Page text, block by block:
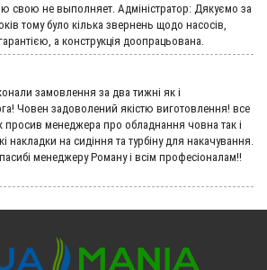
свою не выполняет. Адмiнiстратор: Дякуємо за
тому було кілька звернень щодо насосів,
а конструкція доопрацьована.
замовлення за два тижні як і
Човен задоволений якістю виготовлення! все
просив менеджера про обладнання човна так і
накладки на сидіння та турбіну для накачування.
менеджеру Роману і всім професіоналам!!